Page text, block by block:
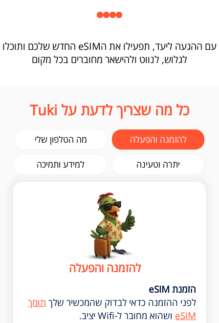
עם ההגעה ליעד, תפעילו את הeSIM החדש שלכם ותוכלו
לגלוש, לנווט ולהישאר מחוברים בכל מקום
כל מה שצריך לדעת על Tuki
להזמנה והפעלה מה הטלפון שלי
יתרה וטעינה למידע ותמיכה
להזמנה והפעלה
הזמנת eSIM
לפני ההזמנה כדאי לבדוק שהמכשיר שלך תומך
eSIM ושהוא מחובר ל-Wifi יציב.